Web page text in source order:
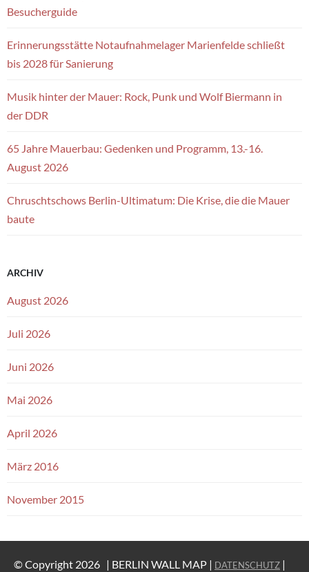
Besucherguide
Erinnerungsstätte Notaufnahmelager Marienfelde schließt
bis 2028 für Sanierung
Musik hinter der Mauer: Rock, Punk und Wolf Biermann in
der DDR
65 Jahre Mauerbau: Gedenken und Programm, 13.-16.
August 2026
Chruschtschows Berlin-Ultimatum: Die Krise, die die Mauer
baute
ARCHIV
August 2026
Juli 2026
Juni 2026
Mai 2026
April 2026
März 2016
November 2015
© Copyright 2026 | BERLIN WALL MAP | DATENSCHUTZ |